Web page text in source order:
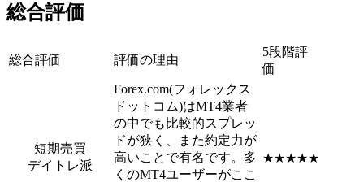
総合評価
総合評価 評価の理由
5段階評
価
短期売買
デイトレ派
Forex.com(フォレックス
ドットコム)はMT4業者
の中でも比較的スプレッ
ドが狭く、また約定力が
高いことで有名です。多
くのMT4ユーザーがここ
★★★★★